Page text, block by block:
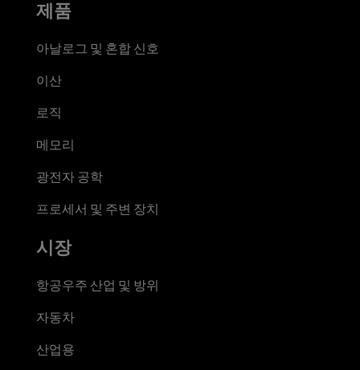
제품
아날로그 및 혼합 신호
이산
로직
메모리
광전자 공학
프로세서 및 주변 장치
시장
항공우주 산업 및 방위
자동차
산업용